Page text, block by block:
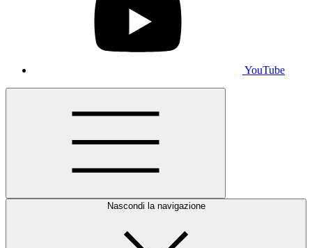
YouTube
Nascondi la navigazione